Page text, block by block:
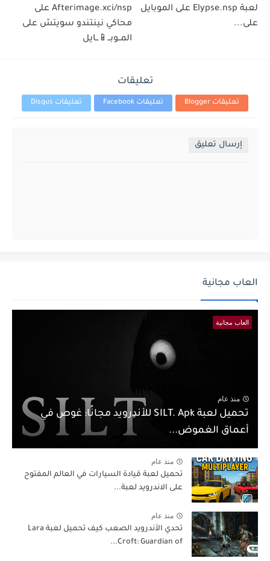
لعبة Elypse.nsp على الموبايل
على...
Afterimage.xci/nsp على
محاكي نينتندو سويتش على
المــوبــ📱ــايل
تعليقات
تعليقات Blogger تعليقات Facebook تعليقات Disqus
إرسال تعليق
العاب مجانية
العاب مجانية
منذ عام
تحميل لعبة SILT. Apk للأندرويد مجانًا: غوص في
أعماق الغموض...
منذ عام
تحميل لعبة قيادة السيارات في العالم المفتوح
على الاندرويد لعبة...
منذ عام
تحدي الأندرويد الصعب كيف تحميل لعبة Lara
Croft: Guardian of...